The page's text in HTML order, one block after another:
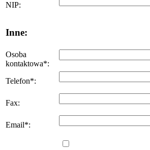
NIP:
Inne:
Osoba
kontaktowa*:
Telefon*:
Fax:
Email*: